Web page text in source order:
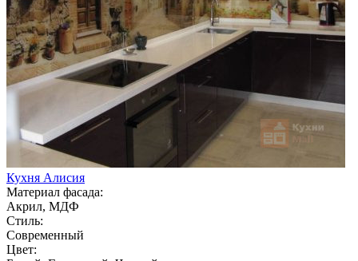
Кухня Алисия
Материал фасада:
Акрил, МДФ
Стиль:
Современный
Цвет: